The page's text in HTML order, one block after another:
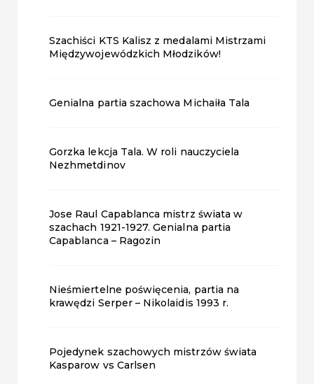
Szachiści KTS Kalisz z medalami Mistrzami
Międzywojewódzkich Młodzików!
Genialna partia szachowa Michaiła Tala
Gorzka lekcja Tala. W roli nauczyciela
Nezhmetdinov
Jose Raul Capablanca mistrz świata w
szachach 1921-1927. Genialna partia
Capablanca – Ragozin
Nieśmiertelne poświęcenia, partia na
krawędzi Serper – Nikolaidis 1993 r.
Pojedynek szachowych mistrzów świata
Kasparow vs Carlsen